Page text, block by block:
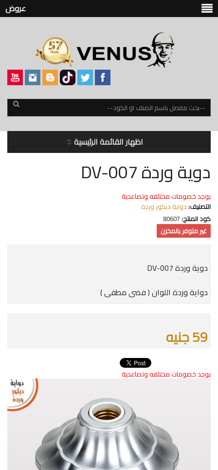
عروض
اظهار القائمة الرئيسية
دوية وردة DV-007
يوجد خصومات مختلفه وتصاعدية
التصنيف:دواية ديكور وردة
كود المنتج:80607
غير متوفر بالمخزن
دوية وردة DV-007
دواية وردة اللوان ( فضى مطفى )
59 جنيه
يوجد خصومات مختلفه وتصاعدية